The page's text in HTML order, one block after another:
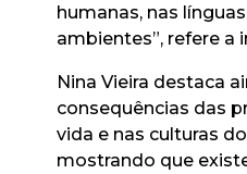
humanas, nas
ambientes”, refere a
Nina Vieira destaca
consequências das
vida e nas culturas
mostrando que